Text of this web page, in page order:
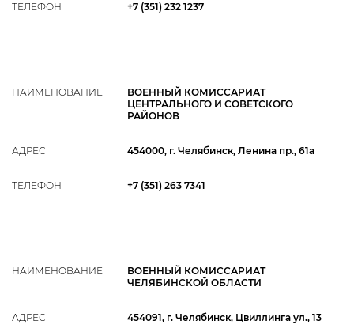
ТЕЛЕФОН +7 (351) 232 1237
НАИМЕНОВАНИЕ
ВОЕННЫЙ КОМИССАРИАТ
ЦЕНТРАЛЬНОГО И СОВЕТСКОГО
РАЙОНОВ
АДРЕС 454000, г. Челябинск, Ленина пр., 61а
ТЕЛЕФОН +7 (351) 263 7341
НАИМЕНОВАНИЕ
ВОЕННЫЙ КОМИССАРИАТ
ЧЕЛЯБИНСКОЙ ОБЛАСТИ
АДРЕС 454091, г. Челябинск, Цвиллинга ул., 13